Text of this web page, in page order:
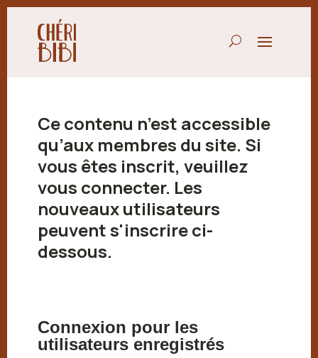
Ce contenu n’est accessible
qu’aux membres du site. Si
vous êtes inscrit, veuillez
vous connecter. Les
nouveaux utilisateurs
peuvent s'inscrire ci-
dessous.
Connexion pour les
utilisateurs enregistrés